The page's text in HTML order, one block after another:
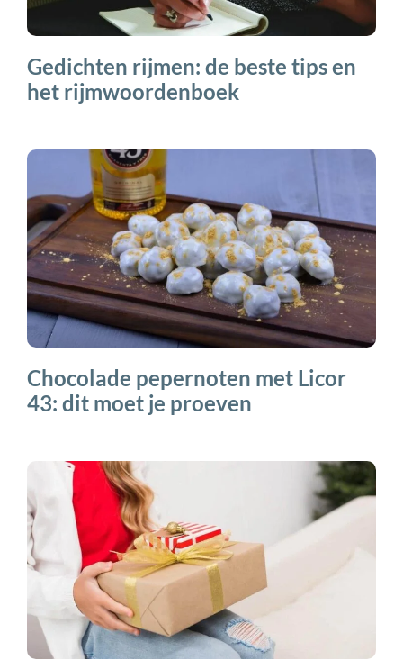
Gedichten rijmen: de beste tips en
het rijmwoordenboek
Chocolade pepernoten met Licor
43: dit moet je proeven